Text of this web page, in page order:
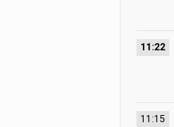
11:22
11:15